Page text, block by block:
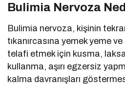
Bulimia Nervoza
Bulimia nervoza, kişinin
tıkanırcasına yemek yeme
telafi etmek için kusma,
kullanma, aşırı egzersiz
kalma davranışları